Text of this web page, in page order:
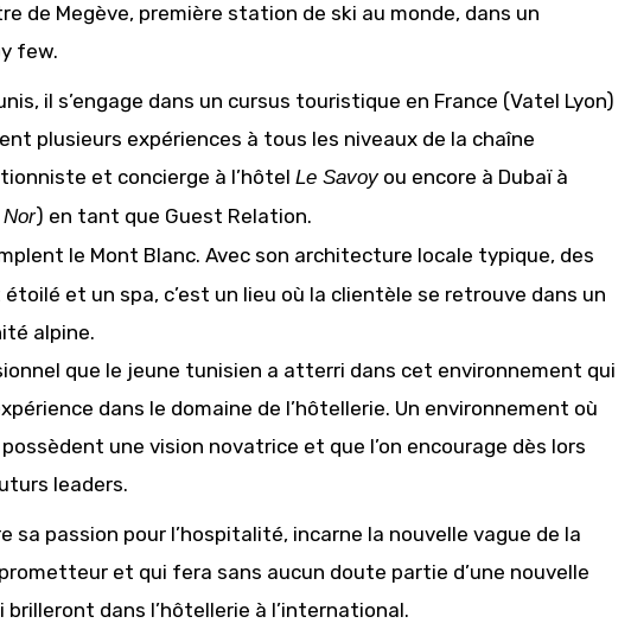
de Megève, première station de ski au monde, dans un
few.
il s’engage dans un cursus touristique en France (Vatel Lyon)
plusieurs expériences à tous les niveaux de la chaîne
et concierge à l’hôtel Le Savoyou encore à Dubaï à
) en tant que Guest Relation.
le Mont Blanc. Avec son architecture locale typique, des
et un spa, c’est un lieu où la clientèle se retrouve dans un
alpine.
que le jeune tunisien a atterri dans cet environnement qui
dans le domaine de l’hôtellerie. Un environnement où
une vision novatrice et que l’on encourage dès lors
leaders.
sa passion pour l’hospitalité, incarne la nouvelle vague de la
et qui fera sans aucun doute partie d’une nouvelle
dans l’hôtellerie à l’international.